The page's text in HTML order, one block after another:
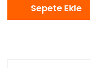
Sepete Ekle